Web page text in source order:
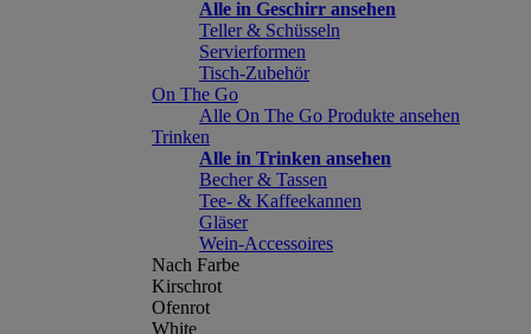
Alle in Geschirr ansehen
Teller & Schüsseln
Servierformen
Tisch-Zubehör
On The Go
Alle On The Go Produkte ansehen
Trinken
Alle in Trinken ansehen
Becher & Tassen
Tee- & Kaffeekannen
Gläser
Wein-Accessoires
Nach Farbe
Kirschrot
Ofenrot
White